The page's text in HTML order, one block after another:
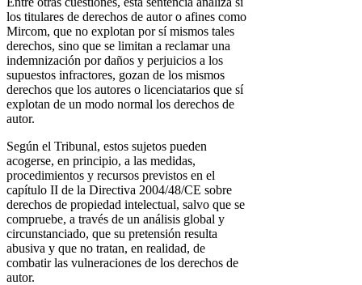
los titulares de derechos de autor o afines como
Mircom, que no explotan por sí mismos tales
derechos, sino que se limitan a reclamar una
indemnización por daños y perjuicios a los
supuestos infractores, gozan de los mismos
derechos que los autores o licenciatarios que sí
explotan de un modo normal los derechos de
autor.
Según el Tribunal, estos sujetos pueden
acogerse, en principio, a las medidas,
procedimientos y recursos previstos en el
capítulo II de la Directiva 2004/48/CE sobre
derechos de propiedad intelectual, salvo que se
compruebe, a través de un análisis global y
circunstanciado, que su pretensión resulta
abusiva y que no tratan, en realidad, de
combatir las vulneraciones de los derechos de
autor.